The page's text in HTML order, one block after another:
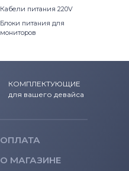
Кабели питания 220V
Блоки питания для
мониторов
КОМПЛЕКТУЮЩИЕ
для вашего девайса
ОПЛАТА
О МАГАЗИНЕ